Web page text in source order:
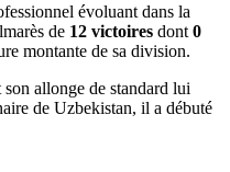
évoluant dans la
de 12 victoires dont 0
montante de sa division.
allonge de standard lui
de Uzbekistan, il a débuté